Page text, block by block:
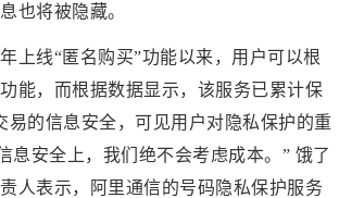
也将被隐藏。
上线“匿名购买”功能以来，用户可以根
能，而根据数据显示，该服务已累计保
易的信息安全，可见用户对隐私保护的重
息安全上，我们绝不会考虑成本。” 饿了
人表示，阿里通信的号码隐私保护服务